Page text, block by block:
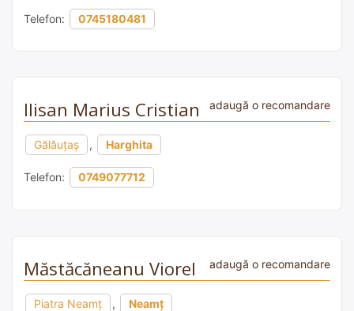
Telefon: 0745180481
Ilisan Marius Cristian adaugă o recomandare
Gălăuţaş , Harghita
Telefon: 0749077712
Măstăcăneanu Viorel adaugă o recomandare
Piatra Neamț , Neamț